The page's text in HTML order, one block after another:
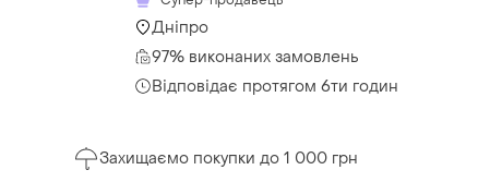
Дніпро
97% виконаних замовлень
Відповідає протягом 6ти годин
Захищаємо покупки до 1 000 грн